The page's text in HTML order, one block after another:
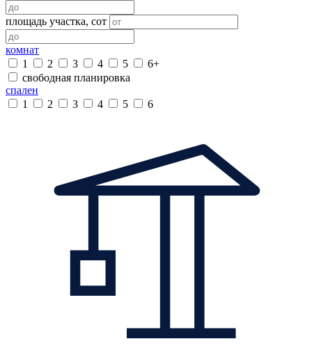
площадь участка, сот
комнат
1
2 3 4 5
6+
свободная планировка
спален
1
2 3 4 5 6